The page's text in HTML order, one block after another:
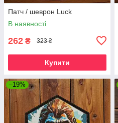
Патч / шеврон Luck
В наявності
262 ₴ 323 ₴
Купити
–19%